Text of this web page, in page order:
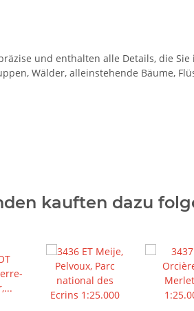
und enthalten alle Details, die
Wälder, alleinstehende Bäume,
kauften dazu